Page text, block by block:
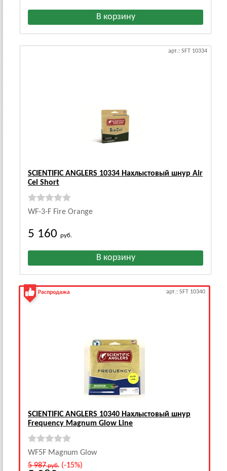
арт.: SFT 10334
SCIENTIFIC ANGLERS 10334 Нахлыстовый шнур Air
Cel Short
WF-3-F Fire Orange
5 160 руб.
Распродажа арт.: SFT 10340
SCIENTIFIC ANGLERS 10340 Нахлыстовый шнур
Frequency Magnum Glow Line
WF5F Magnum Glow
5 987руб. (-15%)